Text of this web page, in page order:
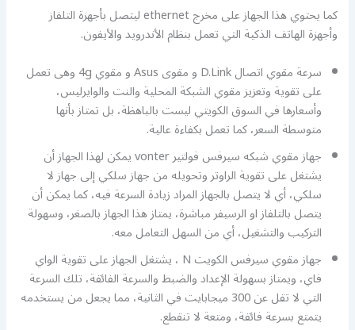
كما يحتوي هذا الجهاز على مخرج ethernet ليتصل بأجهزة التلفاز
وأجهزة الهاتف الذكية التي تعمل بنظام الأندرويد والأيفون.
سرعة مقوي اتصال D.Link و مقوى Asus و مقوي 4g وهى تعمل
على تقوية وتعزيز مقوي الشبكة المحلية والنت والوايرليس،
وأسعارها في السوق الكويتي ليست بالباهظة، بل تمتاز بأنها
متوسطة السعر، كما تعمل بكفاءة عالية.
جهاز مقوي شبكه سيرفس فولتير vonter يمكن لهذا الجهاز أن
يشتغل على تقوية الراوتر وتحويله من جهاز سلكي إلى جهاز لا
سلكي، أي لا يتصل بالجهاز المراد زيادة السرعة فيه، كما يمكن أن
يتصل بالتلفاز او الرسيفر مباشرة، يمتاز هذا الجهاز بالصغر، وسهولة
التركيب والتشغيل، أي من السهل التعامل معه.
جهاز مقوي سيرفس الكويت N ، يشتغل الجهاز على تقوية الواي
فاي، ويمتاز بسهولة الإعداد والضبط والسرعة الفائقة، تلك السرعة
التي لا تقل عن 300 ميجابايت في الثانية، مما يجعل من يستخدمه
يتمتع بسرعة فائقة، ومتعة لا تنقطع.